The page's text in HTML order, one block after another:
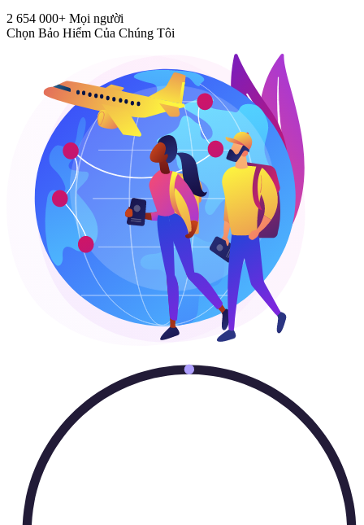
2 654 000+ Mọi người
Chọn Bảo Hiểm Của Chúng Tôi